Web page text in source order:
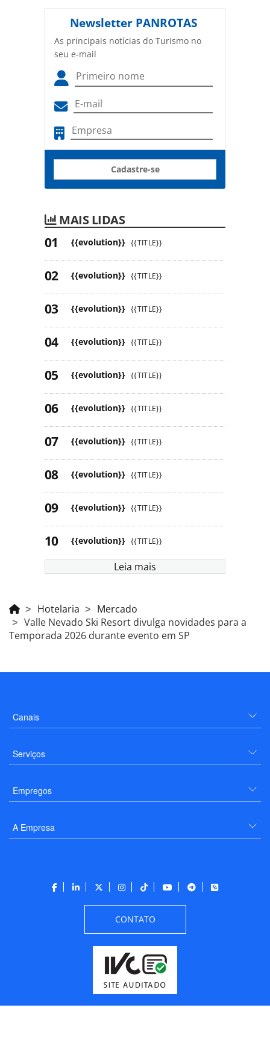
Newsletter PANROTAS
As principais notícias do Turismo no
seu e-mail
Cadastre-se
MAIS LIDAS
{{evolution}} {{TITLE}}
{{evolution}} {{TITLE}}
{{evolution}} {{TITLE}}
{{evolution}} {{TITLE}}
{{evolution}} {{TITLE}}
{{evolution}} {{TITLE}}
{{evolution}} {{TITLE}}
{{evolution}} {{TITLE}}
{{evolution}} {{TITLE}}
{{evolution}} {{TITLE}}
Leia mais
Hotelaria
Mercado
Valle Nevado Ski Resort divulga novidades para a
Temporada 2026 durante evento em SP
Canais
Serviços
Empregos
A Empresa
CONTATO